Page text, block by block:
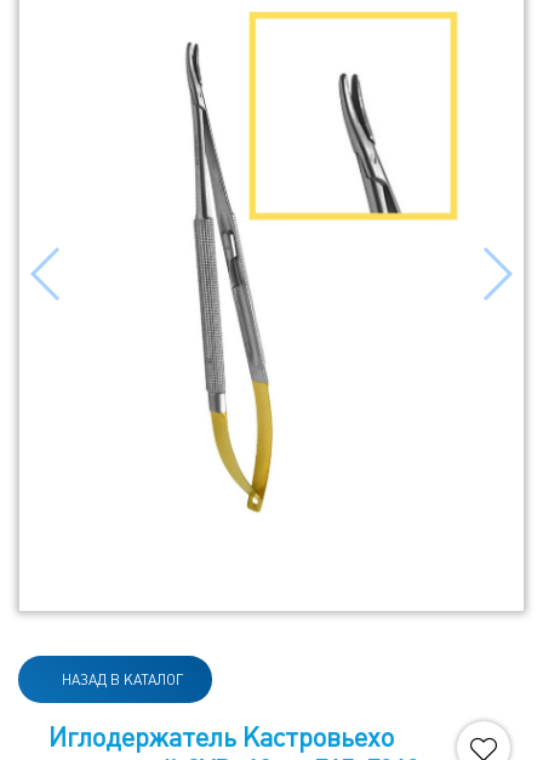
НАЗАД В КАТАЛОГ
Иглодержатель Кастровьехо